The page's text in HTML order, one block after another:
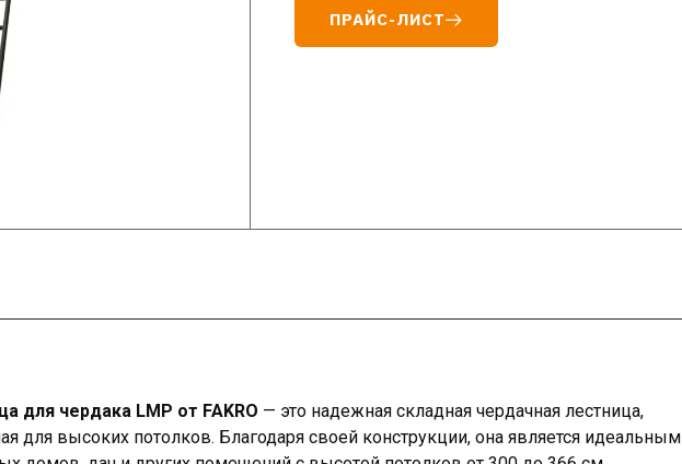
ПРАЙС-ЛИСТ
для чердака LMP от FAKRO — это надежная складная чердачная лестница,
для высоких потолков. Благодаря своей конструкции, она является идеальным